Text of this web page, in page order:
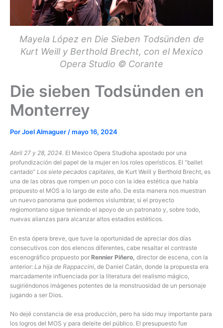
Mayela López en Die Sieben Todsünden de
Kurt Weill y Berthold Brecht, con el Mexico
Opera Studio © Corante
Die sieben Todsünden en
Monterrey
PorJoel Almaguer/mayo 16, 2024
Abril 27 y 28, 2024. El Mexico Opera Studioha apostado por una
profundización del papel de la mujer en los roles operísticos. El “ballet
cantado” Los siete pecados capitales, de Kurt Weill y Berthold Brecht, es
una de las obras que rompen un poco con la idea estética que había
propuesto el MOS a lo largo de este año. De esta manera nos muestran
un nuevo panorama que podemos vislumbrar, si el proyecto
regiomontano sigue teniendo el apoyo de un patronato y, sobre todo,
nuevas alianzas para alcanzar altos estadios estéticos.
En esta ópera breve, que tuve la oportunidad de apreciar dos días
consecutivos con dos elencos diferentes, cabe resaltar el contraste
escenográfico propuesto por Rennier Piñero, director de escena, con la
anterior: La hija de Rappaccini , de Daniel Catán, donde la propuesta era
marcadamente influenciada por la literatura del realismo mágico,
sugiriéndonos imágenes potentes de la monstruosidad de un personaje
jugando a ser Dios.
No dejé constancia de esa producción, pero ha sido muy importante para
los logros del MOS y para deleite del público. El presupuesto fue